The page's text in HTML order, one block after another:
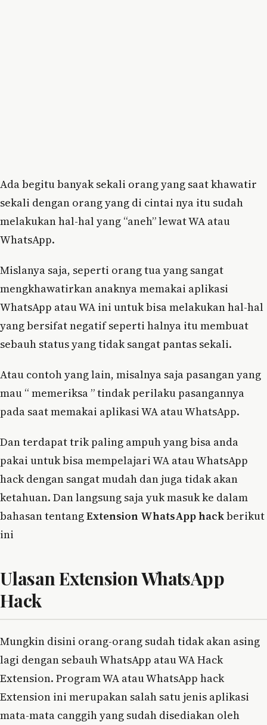
Ada begitu banyak sekali orang yang saat khawatir
sekali dengan orang yang di cintai nya itu sudah
melakukan hal-hal yang “aneh” lewat WA atau
WhatsApp.
Mislanya saja, seperti orang tua yang sangat
mengkhawatirkan anaknya memakai aplikasi
WhatsApp atau WA ini untuk bisa melakukan hal-hal
yang bersifat negatif seperti halnya itu membuat
sebauh status yang tidak sangat pantas sekali.
Atau contoh yang lain, misalnya saja pasangan yang
mau “ memeriksa ” tindak perilaku pasangannya
pada saat memakai aplikasi WA atau WhatsApp.
Dan terdapat trik paling ampuh yang bisa anda
pakai untuk bisa mempelajari WA atau WhatsApp
hack dengan sangat mudah dan juga tidak akan
ketahuan. Dan langsung saja yuk masuk ke dalam
bahasan tentangExtension WhatsApp hackberikut
ini
Ulasan Extension WhatsApp
Hack
Mungkin disini orang-orang sudah tidak akan asing
lagi dengan sebauh WhatsApp atau WA Hack
Extension. Program WA atau WhatsApp hack
Extension ini merupakan salah satu jenis aplikasi
mata-mata canggih yang sudah disediakan oleh